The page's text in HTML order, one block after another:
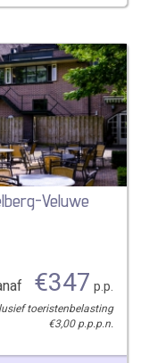
Veluwe
€347 p.p.
toeristenbelasting
€3,00 p.p.p.n.